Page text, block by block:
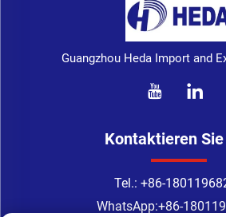
Guangzhou Heda Import and
Kontaktieren
Tel.: +86-
WhatsApp:+86-